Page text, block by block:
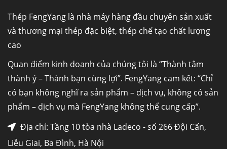
Thép FengYang là nhà máy hàng đầu chuyên sản xuất
và thương mại thép đặc biệt, thép chế tạo chất lượng
cao
Quan điểm kinh doanh của chúng tôi là “Thành tâm
thành ý – Thành bạn cùng lợi”. FengYang cam kết: “Chỉ
có bạn không nghĩ ra sản phẩm – dịch vụ, không có sản
phẩm – dịch vụ mà FengYang không thể cung cấp”.
Địa chỉ: Tầng 10 tòa nhà Ladeco - số 266 Đội Cấn,
Liễu Giai, Ba Đình, Hà Nội
máy...
Hợp kim N06625 là hợp kim chịu
nhiệt,...
Mua inox ở đâu chất lượng giá tốt? Gọi ngay
Inox (thép không gỉ) là một trong...